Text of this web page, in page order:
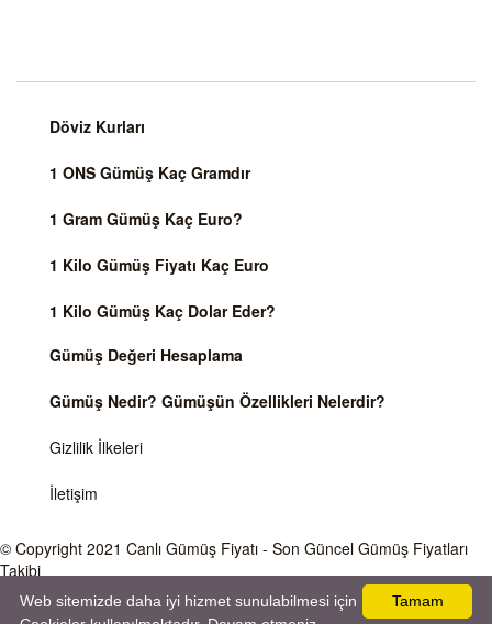
Döviz Kurları
1 ONS Gümüş Kaç Gramdır
1 Gram Gümüş Kaç Euro?
1 Kilo Gümüş Fiyatı Kaç Euro
1 Kilo Gümüş Kaç Dolar Eder?
Gümüş Değeri Hesaplama
Gümüş Nedir? Gümüşün Özellikleri Nelerdir?
Gizlilik İlkeleri
İletişim
© Copyright 2021 Canlı Gümüş Fiyatı - Son Güncel Gümüş Fiyatları
Takibi
Önemli Uyarı
Gümüş fiyatları ve Döviz Kurları, Dünya piyasalarında işlem gören ve anlık değişen
Tamam
Web sitemizde daha iyi hizmet sunulabilmesi için